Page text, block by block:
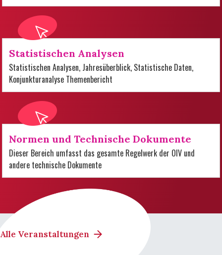
Statistischen Analysen
Statistischen Analysen, Jahresüberblick, Statistische Daten,
Konjunkturanalyse Themenbericht
Normen und Technische Dokumente
Dieser Bereich umfasst das gesamte Regelwerk der OIV und
andere technische Dokumente
Alle Veranstaltungen